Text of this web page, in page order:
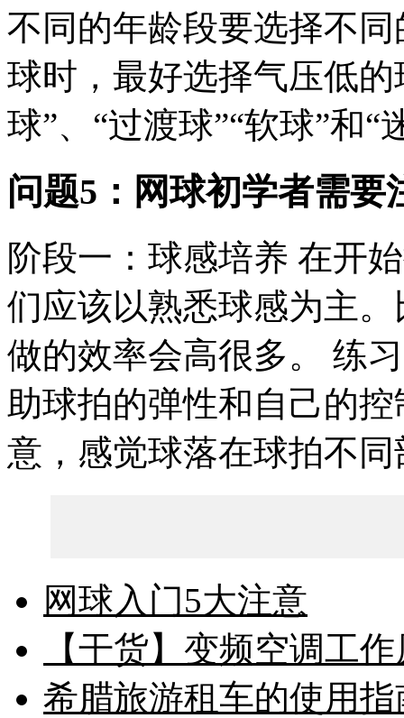
不同的年龄段要选择不
球时，最好选择气压低
球”、“过渡球”“软球”和“
问题5：网球初学者需
阶段一：球感培养 在开
们应该以熟悉球感为主
做的效率会高很多。 练
助球拍的弹性和自己的
意，感觉球落在球拍不
网球入门5大注意
【干货】变频空调工
希腊旅游租车的使用指